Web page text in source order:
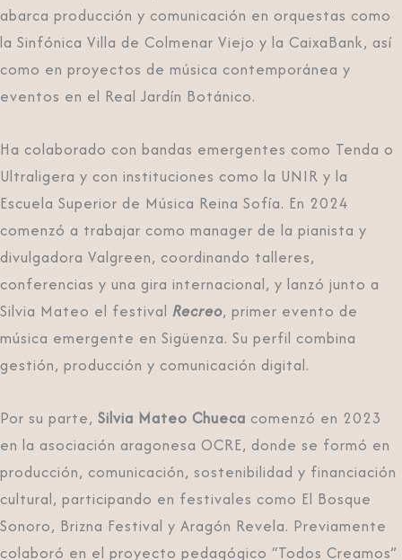
abarca producción y comunicación en orquestas como
la Sinfónica Villa de Colmenar Viejo y la CaixaBank, así
como en proyectos de música contemporánea y
eventos en el Real Jardín Botánico.
Ha colaborado con bandas emergentes como Tenda o
Ultraligera y con instituciones como la UNIR y la
Escuela Superior de Música Reina Sofía. En 2024
comenzó a trabajar como manager de la pianista y
divulgadora Valgreen, coordinando talleres,
conferencias y una gira internacional, y lanzó junto a
Silvia Mateo el festival Recreo, primer evento de
música emergente en Sigüenza. Su perfil combina
gestión, producción y comunicación digital.
Por su parte, Silvia Mateo Chueca comenzó en 2023
en la asociación aragonesa OCRE, donde se formó en
producción, comunicación, sostenibilidad y financiación
cultural, participando en festivales como El Bosque
Sonoro, Brizna Festival y Aragón Revela. Previamente
colaboró en el proyecto pedagógico “Todos Creamos”